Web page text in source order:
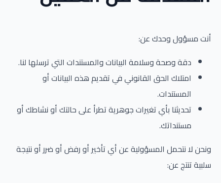
أنت مسؤول وحدك عن:
دقة وصحة وسلامة البيانات والمستندات التي ترسلها لنا.
امتلاك الحق القانوني في تقديم هذه البيانات أو
المستندات.
تحديثنا بأي تغيرات جوهرية تطرأ على حالتك أو نشاطك أو
مستنداتك.
ونحن لا نتحمل المسؤولية عن أي تأخير أو رفض أو ضرر أو نتيجة
سلبية تنتج عن: